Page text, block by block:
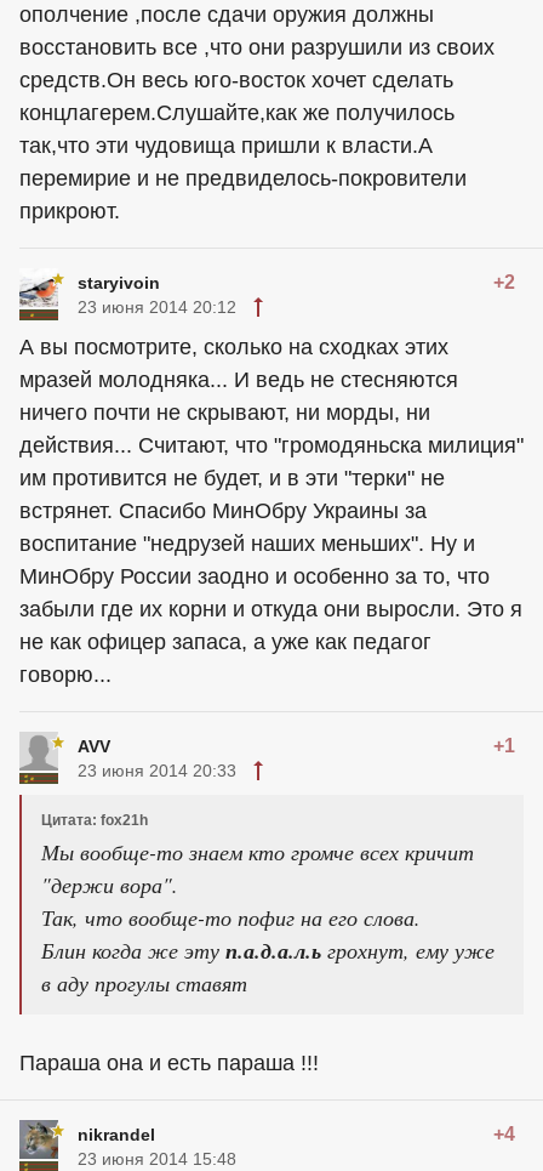
ополчение ,после сдачи оружия должны
восстановить все ,что они разрушили из своих
средств.Он весь юго-восток хочет сделать
концлагерем.Слушайте,как же получилось
так,что эти чудовища пришли к власти.А
перемирие и не предвиделось-покровители
прикроют.
staryivoin +2
23 июня 2014 20:12
А вы посмотрите, сколько на сходках этих
мразей молодняка... И ведь не стесняются
ничего почти не скрывают, ни морды, ни
действия... Считают, что "громодяньска милиция"
им противится не будет, и в эти "терки" не
встрянет. Спасибо МинОбру Украины за
воспитание "недрузей наших меньших". Ну и
МинОбру России заодно и особенно за то, что
забыли где их корни и откуда они выросли. Это я
не как офицер запаса, а уже как педагог
говорю...
AVV +1
23 июня 2014 20:33
Цитата: fox21h
Мы вообще-то знаем кто громче всех кричит
"держи вора".
Так, что вообще-то пофиг на его слова.
Блин когда же эту п.а.д.а.л.ь грохнут, ему уже
в аду прогулы ставят
Параша она и есть параша !!!
nikrandel +4
23 июня 2014 15:48